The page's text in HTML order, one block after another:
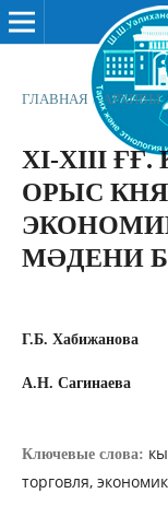
ГЛАВНАЯ / АРХИВЫ /
ХІ-ХІІІ
ОРЫС
МƏДЕНИ
Г.Б. Хабижанова
А.Н. Сагинаева
Ключевые слова:
торговля,